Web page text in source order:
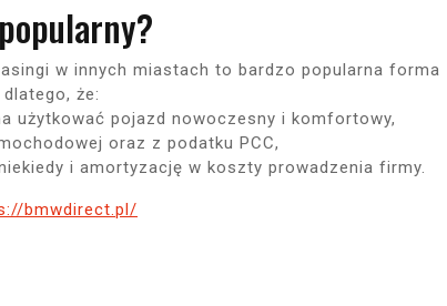
w innych miastach to bardzo popularna forma
że:
użytkować pojazd nowoczesny i komfortowy,
oraz z podatku PCC,
i amortyzację w koszty prowadzenia firmy.
bmwdirect.pl/